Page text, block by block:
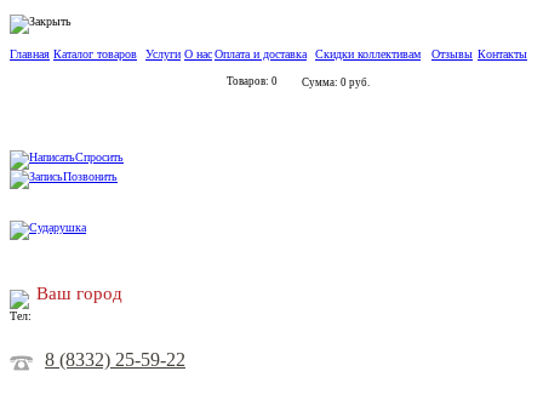
Главная Каталог товаров Услуги О насОплата и доставка Скидки коллективам Отзывы Контакты
Товаров: 0 Сумма: 0 руб.
Спросить
Позвонить
Ваш город
8 (8332) 25-59-22